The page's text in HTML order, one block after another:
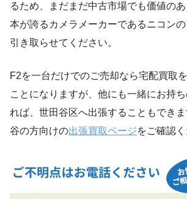
るため、まだまだ中古市場でも価値の
本が誇るカメラメーカーであるニコン
引き取らせてください。
F2を一台だけでのご売却なら宅配買取
ことになりますが、他にも一緒にお持
れば、世田谷区へ出張することもでき
谷の方向けの出張買取ページをご確認く